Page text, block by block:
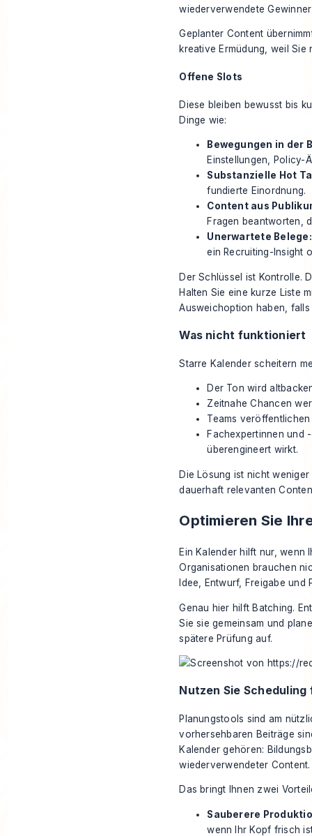
wiederverwendete
Geplanter Content
kreative Ermüdung, weil
Offene Slots
Diese bleiben bewusst bis
Dinge wie:
Bewegungen in der
Einstellungen, Policy-
Substanzielle Hot
fundierte Einordnung.
Content aus
Fragen beantworten,
Unerwartete Belege:
ein Recruiting-Insight
Der Schlüssel ist Kontrolle.
Halten Sie eine kurze Liste
Ausweichoption haben,
Was nicht funktioniert
Starre Kalender scheitern
Der Ton wird
Zeitnahe Chancen
Teams
Fachexpertinnen und
überengineert wirkt.
Die Lösung ist nicht weniger
dauerhaft relevanten
Optimieren Sie
Ein Kalender hilft nur, wenn
Organisationen brauchen
Idee, Entwurf, Freigabe und
Genau hier hilft Batching.
Sie sie gemeinsam und
spätere Prüfung auf.
Nutzen Sie
Planungstools sind am
vorhersehbaren Beiträge
Kalender gehören:
wiederverwendeter Content.
Das bringt Ihnen zwei
Sauberere
wenn Ihr Kopf frisch